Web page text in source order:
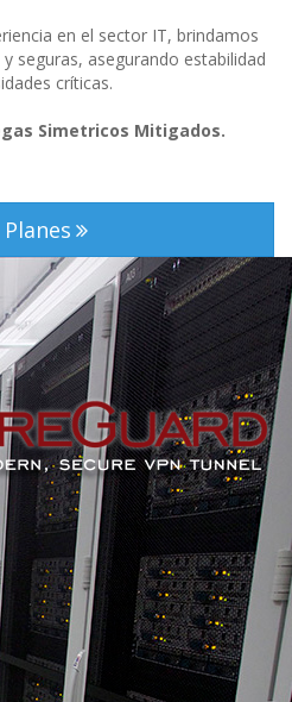
en el sector IT, brindamos
seguras, asegurando estabilidad
críticas.
Simetricos Mitigados.